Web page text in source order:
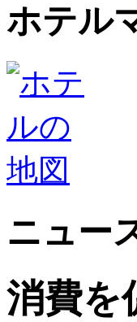
ホテル
ニュー
消費を